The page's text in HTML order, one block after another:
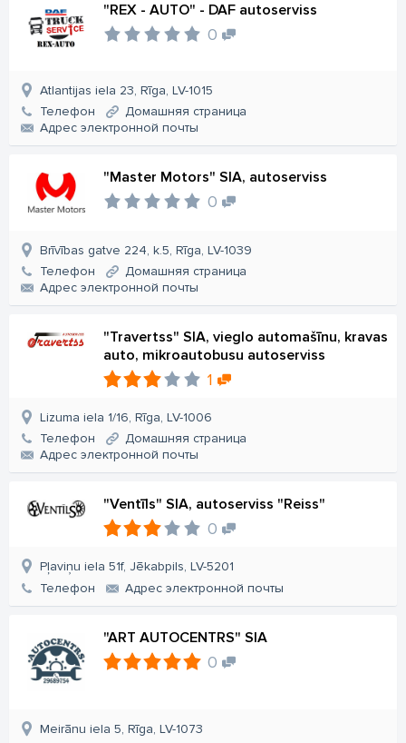
"REX - AUTO" - DAF autoserviss
0
Atlantijas iela 23, Rīga, LV-1015
Телефон
Домашняя страница
Aдрес электронной почты
"Master Motors" SIA, autoserviss
0
Brīvības gatve 224, k.5, Rīga, LV-1039
Телефон
Домашняя страница
Aдрес электронной почты
"Travertss" SIA, vieglo automašīnu, kravas
auto, mikroautobusu autoserviss
1
Lizuma iela 1/16, Rīga, LV-1006
Телефон
Домашняя страница
Aдрес электронной почты
"Ventīls" SIA, autoserviss "Reiss"
0
Pļaviņu iela 51f, Jēkabpils, LV-5201
Телефон
Aдрес электронной почты
"ART AUTOCENTRS" SIA
0
Meirānu iela 5, Rīga, LV-1073